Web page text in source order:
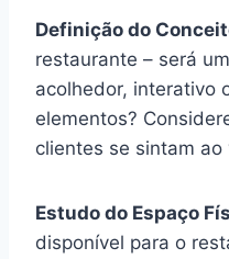
Definição do
restaurante – será
acolhedor, interativo
elementos?
clientes se sintam ao
Estudo do Espaço
disponível para o